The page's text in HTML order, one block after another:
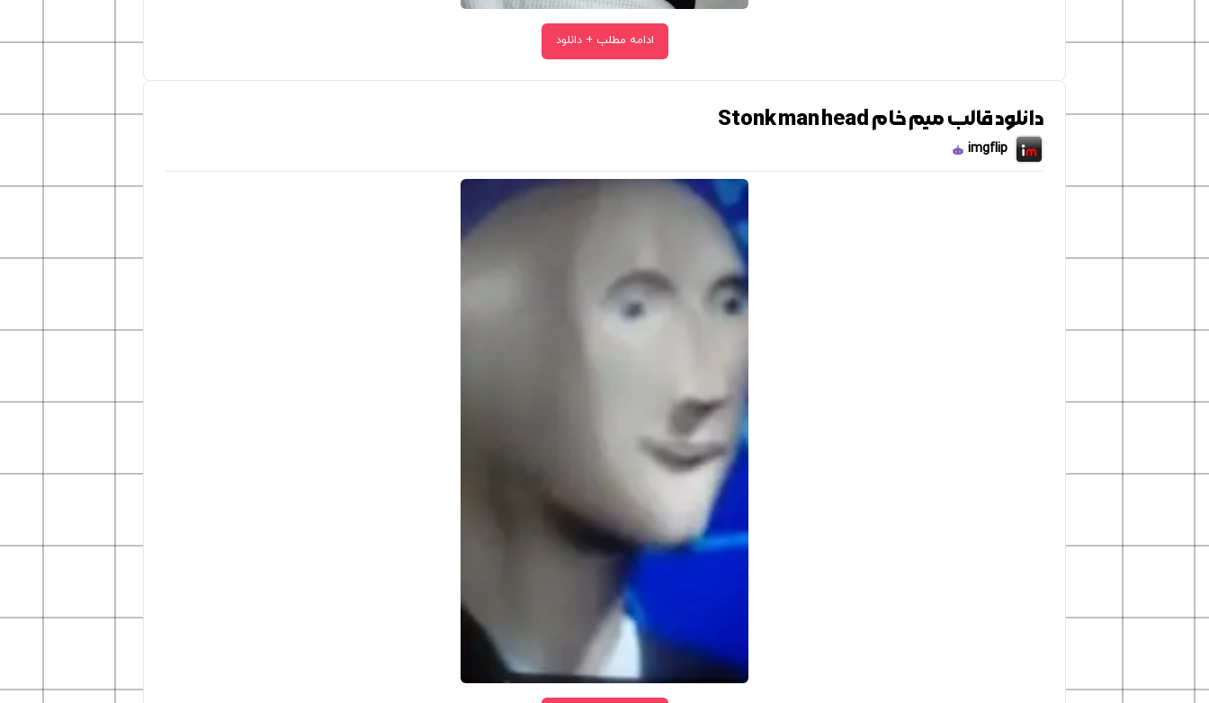
ادامه مطلب + دانلود
دانلود قالب میم خام Stonk man head
imgflip